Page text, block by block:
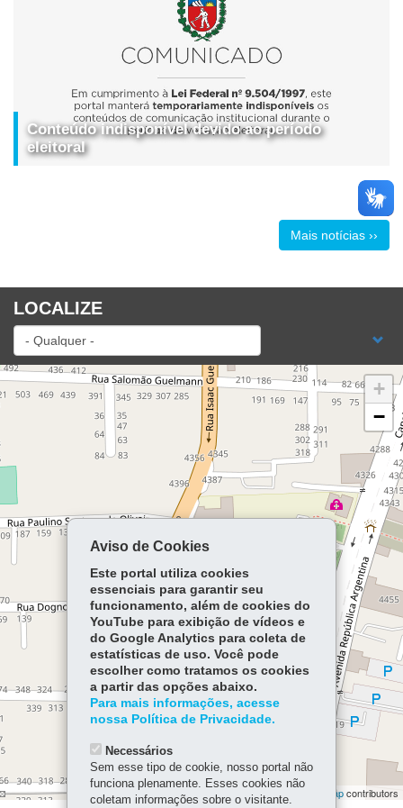
Conteúdo indisponível devido ao período
eleitoral
Mais notícias ››
LOCALIZE
+
−
Leaflet | © OpenStreetMap contributors | © OpenStreetMapcontributors
Aviso de Cookies
Este portal utiliza cookies
essenciais para garantir seu
funcionamento, além de cookies do
YouTube para exibição de vídeos e
do Google Analytics para coleta de
estatísticas de uso. Você pode
escolher como tratamos os cookies
a partir das opções abaixo.
Para mais informações, acesse
nossa Política de Privacidade.
Necessários
Sem esse tipo de cookie, nosso portal não
funciona plenamente. Esses cookies não
coletam informações sobre o visitante.